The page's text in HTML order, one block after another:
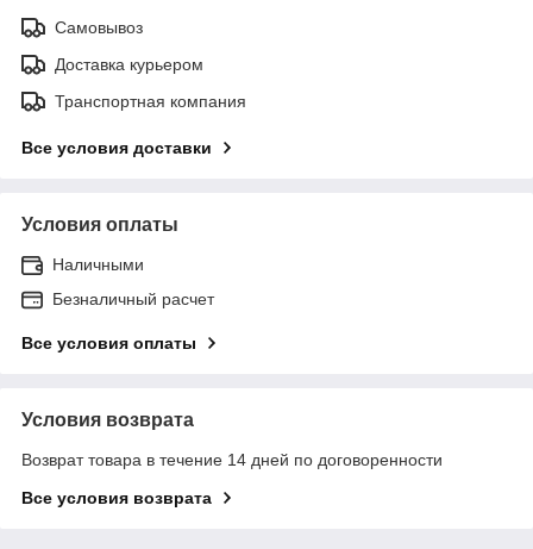
Самовывоз
Доставка курьером
Транспортная компания
Все условия доставки
Условия оплаты
Наличными
Безналичный расчет
Все условия оплаты
Условия возврата
Возврат товара в течение 14 дней по договоренности
Все условия возврата